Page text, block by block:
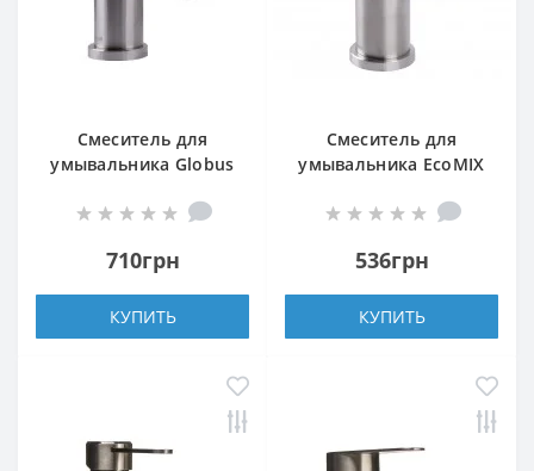
Смеситель для
умывальника Globus
710грн
КУПИТЬ
Смеситель для
умывальника EcoMIX
536грн
КУПИТЬ